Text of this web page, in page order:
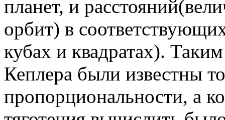
планет, и
орбит) в
кубах и квадратах).
Кеплера были известны
пропорциональности, а